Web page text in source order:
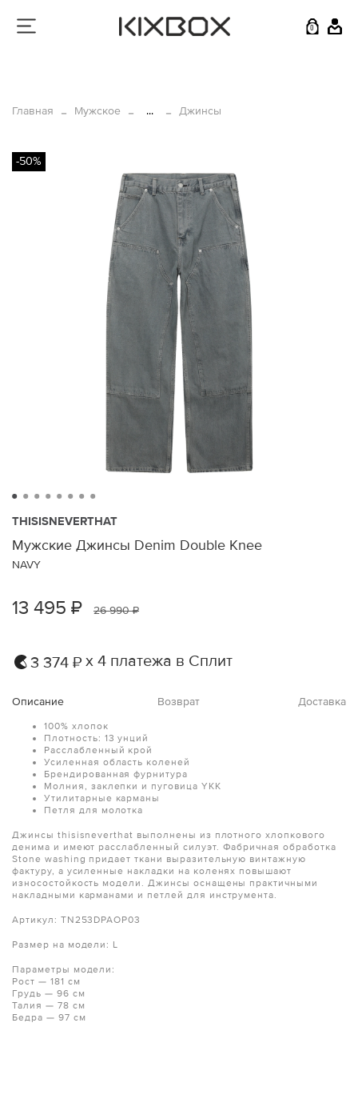
0
Главная Мужское ... Джинсы
-50%
THISISNEVERTHAT
Мужские Джинсы Denim Double Knee
NAVY
13 495 ₽ 26 990 ₽
3 374 ₽ х 4 платежа в Сплит
Описание Возврат Доставка
100% хлопок
Плотность: 13 унций
Расслабленный крой
Усиленная область коленей
Брендированная фурнитура
Молния, заклепки и пуговица YKK
Утилитарные карманы
Петля для молотка
Джинсы thisisneverthat выполнены из плотного хлопкового
денима и имеют расслабленный силуэт. Фабричная обработка
Stone washing придает ткани выразительную винтажную
фактуру, а усиленные накладки на коленях повышают
износостойкость модели. Джинсы оснащены практичными
накладными карманами и петлей для инструмента.
Артикул: TN253DPAOP03
Размер на модели: L
Параметры модели:
Рост — 181 см
Грудь — 96 см
Талия — 78 см
Бедра — 97 см